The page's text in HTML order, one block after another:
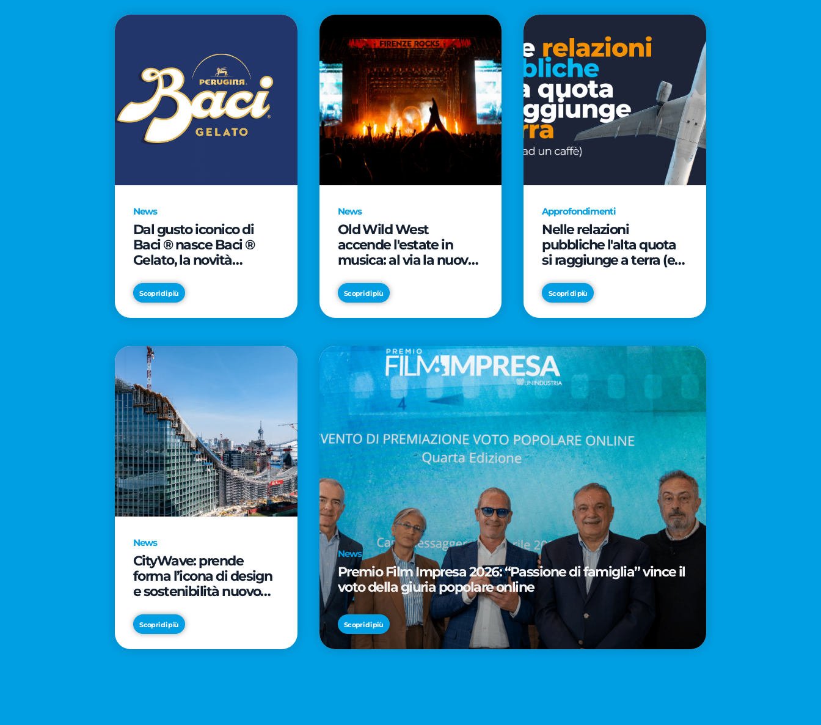
News
Dal gusto iconico di
Baci ® nasce Baci ®
Gelato, la novità
Scopri di più
News
Old Wild West
accende l'estate in
musica: al via la nuova
e le prestigiose
partnership con Radio
Italia e Live Nation
Scopri di più
Approfondimenti
Nelle relazioni
pubbliche l'alta quota
si raggiunge a terra (e
Scopri di più
News
CityWave: prende
forma l’icona di design
e sostenibilità nuovo
Scopri di più
News
Premio Film Impresa 2026: “Passione di famiglia” vince il
voto della giuria popolare online
Scopri di più